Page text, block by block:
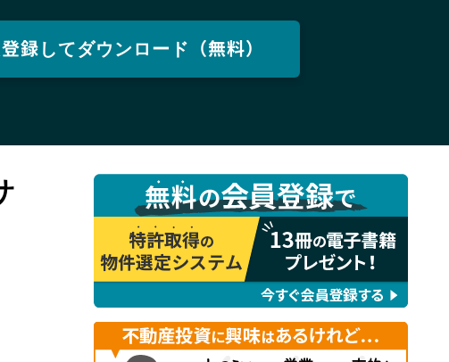
録してダウンロード（無料）